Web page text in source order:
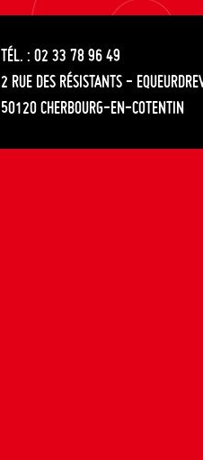
TÉL. : 02 33 78 96 49
2 RUE DES RÉSISTANTS -
50120 CHERBOURG-EN-COTENTIN